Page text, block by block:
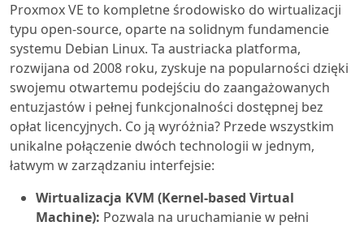
Proxmox VE to kompletne środowisko do wirtualizacji
typu open-source, oparte na solidnym fundamencie
systemu Debian Linux. Ta austriacka platforma,
rozwijana od 2008 roku, zyskuje na popularności dzięki
swojemu otwartemu podejściu do zaangażowanych
entuzjastów i pełnej funkcjonalności dostępnej bez
opłat licencyjnych. Co ją wyróżnia? Przede wszystkim
unikalne połączenie dwóch technologii w jednym,
łatwym w zarządzaniu interfejsie:
Wirtualizacja KVM (Kernel-based Virtual
Machine): Pozwala na uruchamianie w pełni